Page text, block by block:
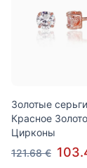
Золотые
Красное
Цирконы
121.68 €